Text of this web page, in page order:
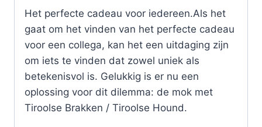
Het perfecte cadeau voor iedereen.Als het
gaat om het vinden van het perfecte cadeau
voor een collega, kan het een uitdaging zijn
om iets te vinden dat zowel uniek als
betekenisvol is. Gelukkig is er nu een
oplossing voor dit dilemma: de mok met
Tiroolse Brakken / Tiroolse Hound.